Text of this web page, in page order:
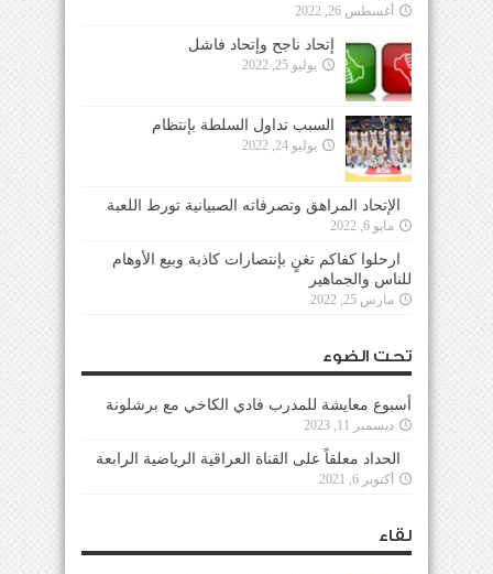
أغسطس 26, 2022
إتحاد ناجح وإتحاد فاشل
يوليو 25, 2022
السبب تداول السلطة بإنتظام
يوليو 24, 2022
الإتحاد المراهق وتصرفاته الصبيانية تورط اللعبة
مايو 6, 2022
ارحلوا كفاكم تغنٍ بإنتصارات كاذبة وبيع الأوهام
للناس والجماهير
مارس 25, 2022
تحت الضوء
أسبوع معايشة للمدرب فادي الكاخي مع برشلونة
ديسمبر 11, 2023
الحداد معلقاً على القناة العراقية الرياضية الرابعة
أكتوبر 6, 2021
لقاء